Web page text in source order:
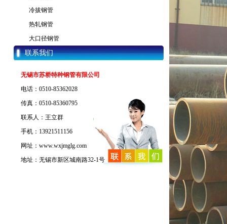
冷拔钢管
热轧钢管
大口径钢管
联系我们
无锡市苏桥特种钢管有限公司
电话：0510-85362028
传真：0510-85360795
联系人：王立群
手机：13921511156
网址：www.wxjmglg.com
地址：无锡市新区城南路32-1号